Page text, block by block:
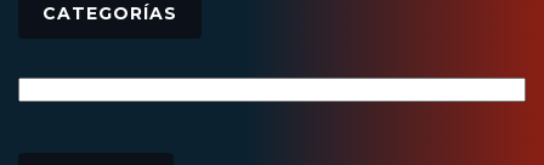
CATEGORÍAS